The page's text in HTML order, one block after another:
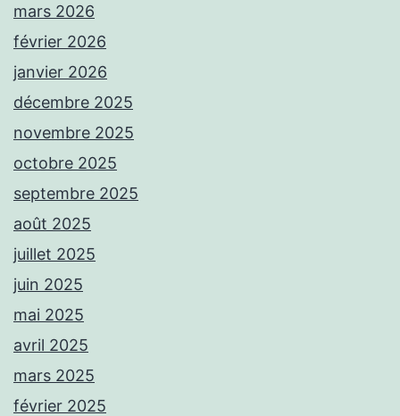
mars 2026
février 2026
janvier 2026
décembre 2025
novembre 2025
octobre 2025
septembre 2025
août 2025
juillet 2025
juin 2025
mai 2025
avril 2025
mars 2025
février 2025